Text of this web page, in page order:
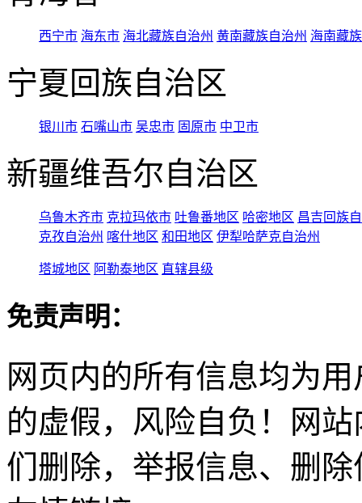
西宁市 海东市 海北藏族自治州 黄南藏族自治州 海南藏
宁夏回族自治区
银川市 石嘴山市 吴忠市 固原市 中卫市
新疆维吾尔自治区
乌鲁木齐市 克拉玛依市 吐鲁番地区 哈密地区 昌吉回族
克孜自治州 喀什地区 和田地区 伊犁哈萨克自治州
塔城地区 阿勒泰地区 直辖县级
免责声明：
网页内的所有信息均为
的虚假，风险自负！网
们删除，举报信息、删